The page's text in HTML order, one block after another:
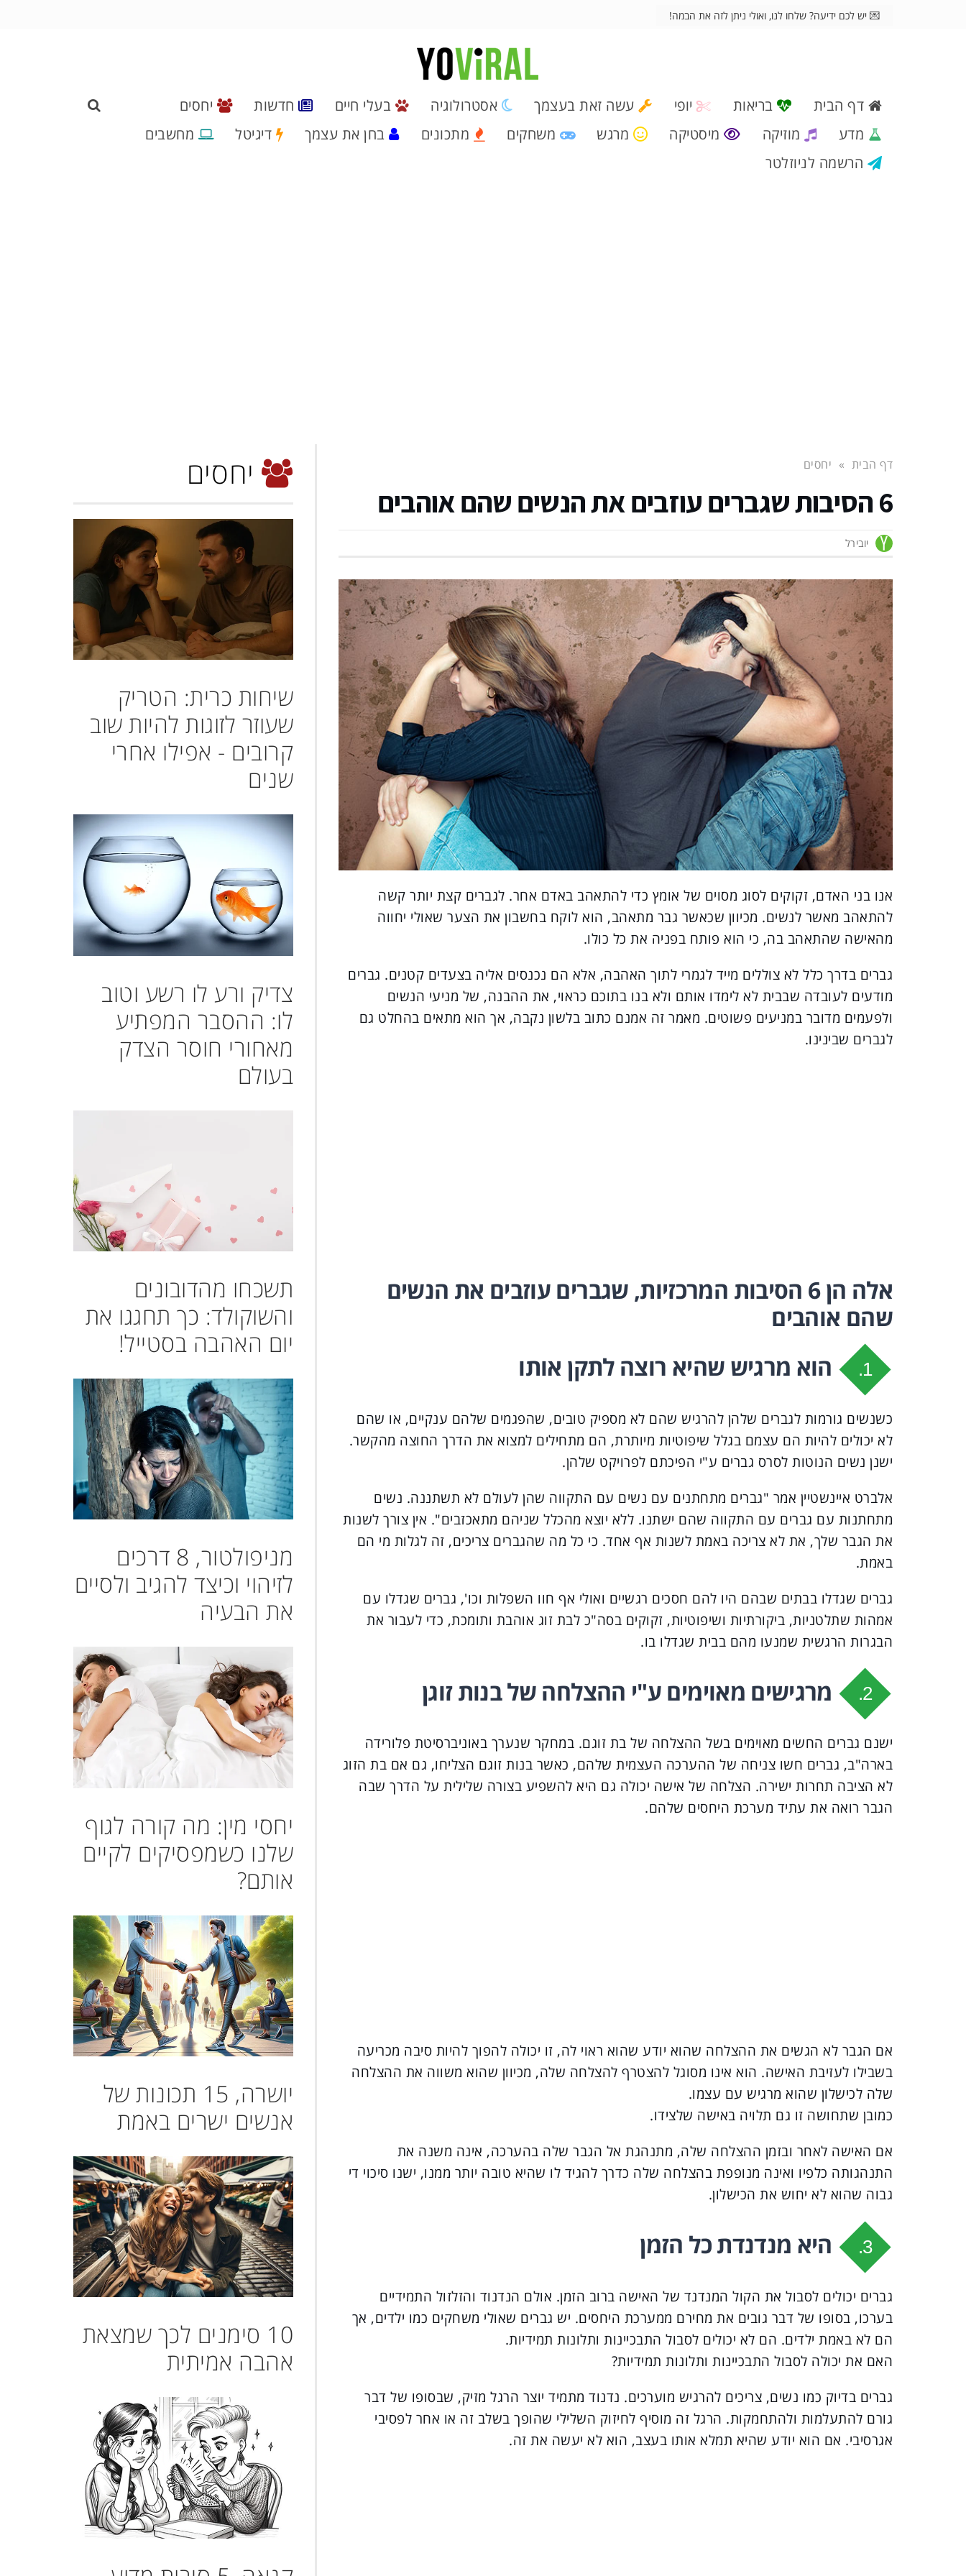
💌 יש לכם ידיעה? שלחו לנו, ואולי ניתן לזה את הבמה!
דף הבית בריאות יופי עשה זאת בעצמך אסטרולוגיה בעלי חיים חדשות
יחסים
מדע
מוזיקה מיסטיקה מרגש משחקים מתכונים בחן את עצמך דיגיטל
מחשבים
הרשמה לניוזלטר
דף הבית » יחסים
6 הסיבות שגברים עוזבים את הנשים שהם אוהבים
יובירל
אנו בני האדם, זקוקים לסוג מסוים של אומץ כדי להתאהב באדם אחר. לגברים קצת יותר קשה
להתאהב מאשר לנשים. מכיוון שכאשר גבר מתאהב, הוא לוקח בחשבון את הצער שאולי יחווה
מהאישה שהתאהב בה, כי הוא פותח בפניה את כל כולו.
גברים בדרך כלל לא צוללים מייד לגמרי לתוך האהבה, אלא הם נכנסים אליה בצעדים קטנים. גברים
מודעים לעובדה שבבית לא לימדו אותם ולא בנו בתוכם כראוי, את ההבנה, של מניעי הנשים
ולפעמים מדובר במניעים פשוטים. מאמר זה אמנם כתוב בלשון נקבה, אך הוא מתאים בהחלט גם
לגברים שבינינו.
אלה הן 6 הסיבות המרכזיות, שגברים עוזבים את הנשים
שהם אוהבים
1. הוא מרגיש שהיא רוצה לתקן אותו
כשנשים גורמות לגברים שלהן להרגיש שהם לא מספיק טובים, שהפגמים שלהם ענקיים, או שהם
לא יכולים להיות הם עצמם בגלל שיפוטיות מיותרת, הם מתחילים למצוא את הדרך החוצה מהקשר.
ישנן נשים הנוטות לסרס גברים ע"י הפיכתם לפרויקט שלהן.
אלברט איינשטיין אמר "גברים מתחתנים עם נשים עם התקווה שהן לעולם לא תשתננה. נשים
מתחתנות עם גברים עם התקווה שהם ישתנו. ללא יוצא מהכלל שניהם מתאכזבים". אין צורך לשנות
את הגבר שלך, את לא צריכה באמת לשנות אף אחד. כי כל מה שהגברים צריכים, זה לגלות מי הם
באמת.
גברים שגדלו בבתים שבהם היו להם חסכים רגשיים ואולי אף חוו השפלות וכו', גברים שגדלו עם
אמהות שתלטניות, ביקורתיות ושיפוטיות, זקוקים בסה"כ לבת זוג אוהבת ותומכת, כדי לעבור את
הבגרות הרגשית שמנעו מהם בבית שגדלו בו.
2. מרגישים מאוימים ע"י ההצלחה של בנות זוגן
ישנם גברים החשים מאוימים בשל ההצלחה של בת זוגם. במחקר שנערך באוניברסיטת פלורידה
בארה"ב, גברים חשו צניחה של ההערכה העצמית שלהם, כאשר בנות זוגם הצליחו, גם אם בת הזוג
לא הציבה תחרות ישירה. הצלחה של אישה יכולה גם היא להשפיע בצורה שלילית על הדרך שבה
הגבר רואה את עתיד מערכת היחסים שלהם.
אם הגבר לא הגשים את ההצלחה שהוא יודע שהוא ראוי לה, זו יכולה להפוך להיות סיבה מכריעה
בשבילו לעזיבת האישה. הוא אינו מסוגל להצטרף להצלחה שלה, מכיוון שהוא משווה את ההצלחה
שלה לכישלון שהוא מרגיש עם עצמו.
כמובן שתחושה זו גם תלויה באישה שלצידו.
אם האישה לאחר ובזמן ההצלחה שלה, מתנהגת אל הגבר שלה בהערכה, אינה משנה את
התנהגותה כלפיו ואינה מנופפת בהצלחה שלה כדרך להגיד לו שהיא טובה יותר ממנו, ישנו סיכוי די
גבוה שהוא לא יחוש את הכישלון.
3. היא מנדנדת כל הזמן
גברים יכולים לסבול את הקול המנדנד של האישה ברוב הזמן. אולם הנדנוד והזלזול התמידיים
בערכו, בסופו של דבר גובים את מחירם ממערכת היחסים. יש גברים שאולי משחקים כמו ילדים, אך
הם לא באמת ילדים. הם לא יכולים לסבול התבכיינות ותלונות תמידיות.
האם את יכולה לסבול התבכיינות ותלונות תמידיות?
גברים בדיוק כמו נשים, צריכים להרגיש מוערכים. נדנוד מתמיד יוצר הרגל מזיק, שבסופו של דבר
גורם להתעלמות ולהתחמקות. הרגל זה מוסיף לחיזוק השלילי שהופך בשלב זה או אחר לפסיבי
אגרסיבי. אם הוא יודע שהיא תמלא אותו בעצב, הוא לא יעשה את זה.
יחסים
שיחות כרית: הטריק
שעוזר לזוגות להיות שוב
קרובים - אפילו אחרי
שנים
צדיק ורע לו רשע וטוב
לו: ההסבר המפתיע
מאחורי חוסר הצדק
בעולם
תשכחו מהדובונים
והשוקולד: כך תחגגו את
יום האהבה בסטייל!
מניפולטור, 8 דרכים
לזיהוי וכיצד להגיב ולסיים
את הבעיה
יחסי מין: מה קורה לגוף
שלנו כשמפסיקים לקיים
אותם?
יושרה, 15 תכונות של
אנשים ישרים באמת
10 סימנים לכך שמצאת
אהבה אמיתית